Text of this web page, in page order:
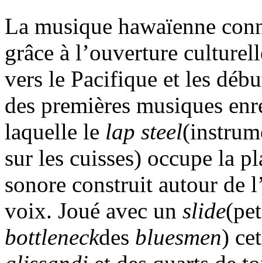
La musique hawaïenne
grâce à l’ouverture
vers le Pacifique et les
des premières musiques
laquelle le lap steel
sur les cuisses) occupe la
sonore construit autour de
voix. Joué avec un slide
bottleneckdes bluesmen)